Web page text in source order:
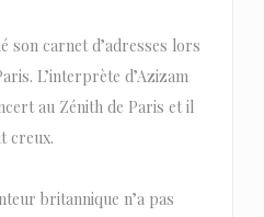
son carnet d’adresses lors
L’interprète d’Azizam
au Zénith de Paris et il
creux.
britannique n’a pas